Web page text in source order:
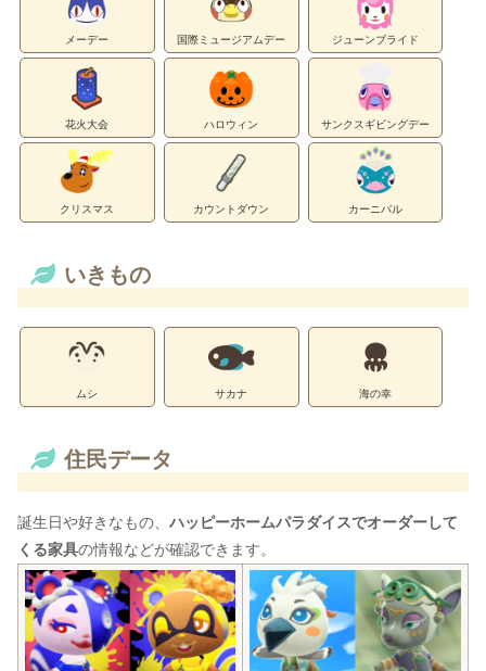
メーデー 国際ミュージアムデー ジューンブライド
花火大会 ハロウィン サンクスギビングデー
クリスマス カウントダウン カーニバル
いきもの
ムシ サカナ 海の幸
住民データ
誕生日や好きなもの、 ハッピーホームパラダイスでオーダーして
くる家具の情報などが確認できます。